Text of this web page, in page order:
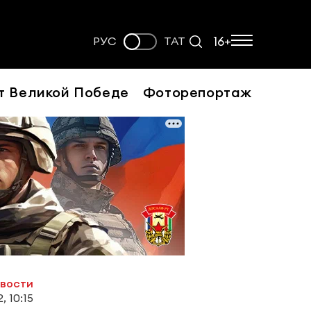
РУС ТАТ 16+
Великой Победе Фоторепортаж
10:15